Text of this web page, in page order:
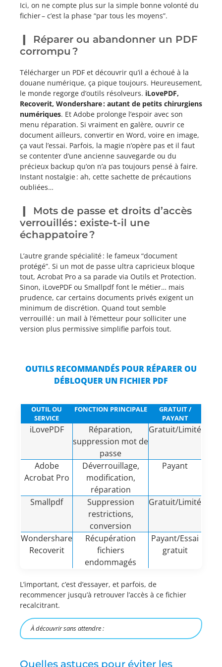
Ici, on ne compte plus sur la simple bonne volonté du
fichier – c’est la phase “par tous les moyens”.
Réparer ou abandonner un PDF
corrompu ?
Télécharger un PDF et découvrir qu’il a échoué à la
douane numérique, ça pique toujours. Heureusement,
le monde regorge d’outils résolveurs. iLovePDF,
Recoverit, Wondershare : autant de petits chirurgiens
numériques. Et Adobe prolonge l’espoir avec son
menu réparation. Si vraiment en galère, ouvrir ce
document ailleurs, convertir en Word, voire en image,
ça vaut l’essai. Parfois, la magie n’opère pas et il faut
se contenter d’une ancienne sauvegarde ou du
précieux backup qu’on n’a pas toujours pensé à faire.
Instant nostalgie : ah, cette sachette de précautions
oubliées…
Mots de passe et droits d’accès
verrouillés : existe-t-il une
échappatoire ?
L’autre grande spécialité : le fameux “document
protégé”. Si un mot de passe ultra capricieux bloque
tout, Acrobat Pro a sa parade via Outils et Protection.
Sinon, iLovePDF ou Smallpdf font le métier… mais
prudence, car certains documents privés exigent un
minimum de discrétion. Quand tout semble
verrouillé : un mail à l’émetteur pour solliciter une
version plus permissive simplifie parfois tout.
OUTILS RECOMMANDÉS POUR RÉPARER OU
DÉBLOQUER UN FICHIER PDF
OUTIL OU
SERVICE
FONCTION PRINCIPALE
GRATUIT /
PAYANT
iLovePDF
Réparation,
suppression mot de
passe
Gratuit/Limité
Adobe
Acrobat Pro
Déverrouillage,
modification,
réparation
Payant
Smallpdf
Suppression
restrictions,
conversion
Gratuit/Limité
Wondershare
Recoverit
Récupération
fichiers
endommagés
Payant/Essai
gratuit
L’important, c’est d’essayer, et parfois, de
recommencer jusqu’à retrouver l’accès à ce fichier
recalcitrant.
À découvrir sans attendre :
Quelles astuces pour éviter les